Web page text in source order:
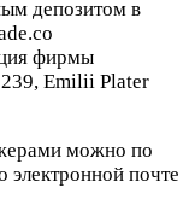
депозитом в
фирмы
Emilii Plater
можно по
почте